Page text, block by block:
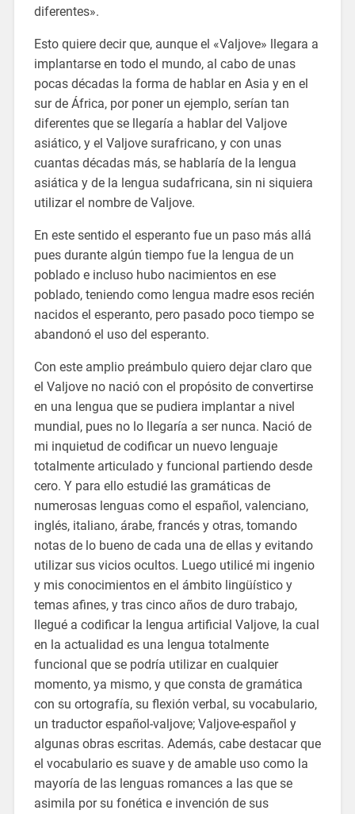
diferentes».
Esto quiere decir que, aunque el «Valjove» llegara a
implantarse en todo el mundo, al cabo de unas
pocas décadas la forma de hablar en Asia y en el
sur de África, por poner un ejemplo, serían tan
diferentes que se llegaría a hablar del Valjove
asiático, y el Valjove surafricano, y con unas
cuantas décadas más, se hablaría de la lengua
asiática y de la lengua sudafricana, sin ni siquiera
utilizar el nombre de Valjove.
En este sentido el esperanto fue un paso más allá
pues durante algún tiempo fue la lengua de un
poblado e incluso hubo nacimientos en ese
poblado, teniendo como lengua madre esos recién
nacidos el esperanto, pero pasado poco tiempo se
abandonó el uso del esperanto.
Con este amplio preámbulo quiero dejar claro que
el Valjove no nació con el propósito de convertirse
en una lengua que se pudiera implantar a nivel
mundial, pues no lo llegaría a ser nunca. Nació de
mi inquietud de codificar un nuevo lenguaje
totalmente articulado y funcional partiendo desde
cero. Y para ello estudié las gramáticas de
numerosas lenguas como el español, valenciano,
inglés, italiano, árabe, francés y otras, tomando
notas de lo bueno de cada una de ellas y evitando
utilizar sus vicios ocultos. Luego utilicé mi ingenio
y mis conocimientos en el ámbito lingüístico y
temas afines, y tras cinco años de duro trabajo,
llegué a codificar la lengua artificial Valjove, la cual
en la actualidad es una lengua totalmente
funcional que se podría utilizar en cualquier
momento, ya mismo, y que consta de gramática
con su ortografía, su flexión verbal, su vocabulario,
un traductor español-valjove; Valjove-español y
algunas obras escritas. Además, cabe destacar que
el vocabulario es suave y de amable uso como la
mayoría de las lenguas romances a las que se
asimila por su fonética e invención de sus